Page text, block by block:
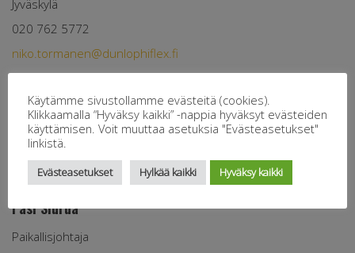
Jyväskylä
020 762 5772
niko.tormanen@dunlophiflex.fi
Pekka Hannonen
Paikallisjohtaja
Kotka, Kouvola
020 762 5792
pekka.hannonen@dunlophiflex.fi
Pasi Siurua
Paikallisjohtaja
Käytämme sivustollamme evästeitä (cookies).
Klikkaamalla “Hyväksy kaikki” -nappia hyväksyt evästeiden
käyttämisen. Voit muuttaa asetuksia "Evästeasetukset"
linkistä.
Evästeasetukset Hylkää kaikki Hyväksy kaikki